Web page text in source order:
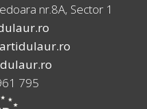
nr.8A, Sector 1
795